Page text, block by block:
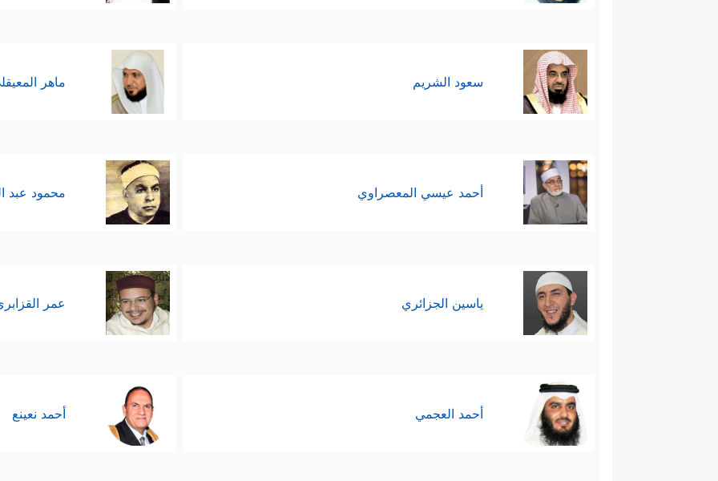
سعود الشريم ماهر
أحمد عيسي المعصراوي محمود عبد
ياسين الجزائري عمر
أحمد العجمي أحمد نعينع